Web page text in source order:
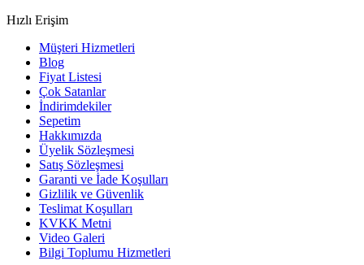
Hızlı Erişim
Müşteri Hizmetleri
Blog
Fiyat Listesi
Çok Satanlar
İndirimdekiler
Sepetim
Hakkımızda
Üyelik Sözleşmesi
Satış Sözleşmesi
Garanti ve İade Koşulları
Gizlilik ve Güvenlik
Teslimat Koşulları
KVKK Metni
Video Galeri
Bilgi Toplumu Hizmetleri